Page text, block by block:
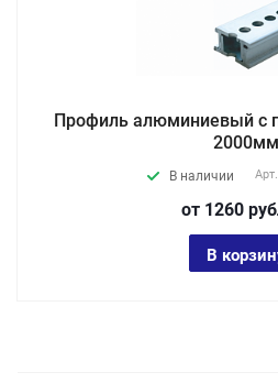
Профиль алюминиевый с
2000мм
В наличии Арт.
от 1260 руб
В